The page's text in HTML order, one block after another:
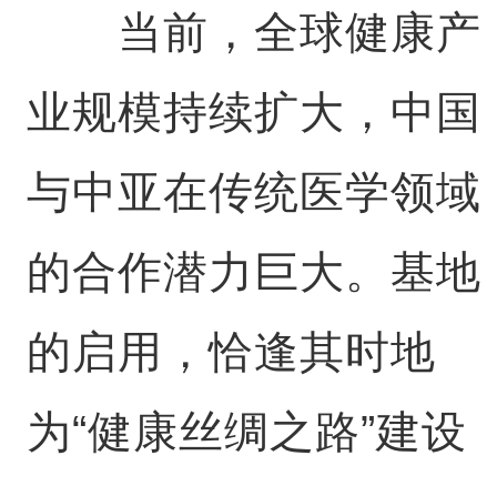
当前，全球健康产
业规模持续扩大，中国
与中亚在传统医学领域
的合作潜力巨大。基地
的启用，恰逢其时地
为“健康丝绸之路”建设